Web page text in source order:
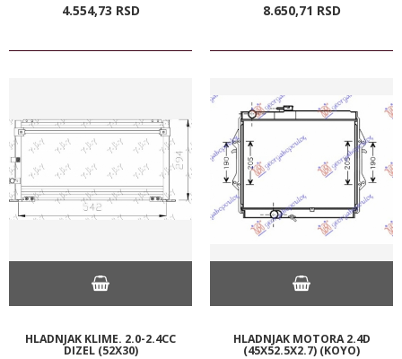
4.554,73 RSD 8.650,71 RSD
HLADNJAK KLIME. 2.0-2.4CC
DIZEL (52X30)
HLADNJAK MOTORA 2.4D
(45X52.5X2.7) (KOYO)